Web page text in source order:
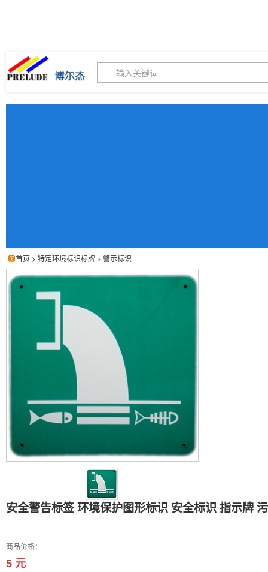
博尔杰PTS - 工业标识解
首页 > 特定环境标识标牌 > 警示标识
安全警告标签 环境保护
安全警告标签 环境保护图形标识 安全标识 指示牌
商品价格：
5 元